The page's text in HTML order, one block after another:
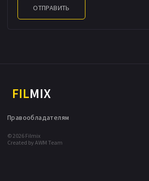
ОТПРАВИТЬ
FILMIX
© 2026 Filmix
Created by AWM Team
Правообладателям